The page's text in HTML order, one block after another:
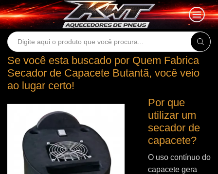
Search
Se você esta buscado por Quem Fabrica
Secador de Capacete Butantã, você veio
ao lugar certo!
Por que
utilizar um
secador de
capacete?
O uso contínuo do
capacete gera